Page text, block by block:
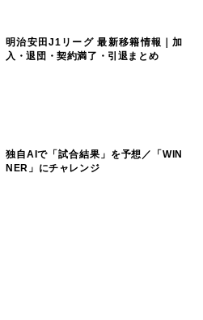
明治安田J1リーグ 最新移籍情報｜加
入・退団・契約満了・引退まとめ
独自AIで「試合結果」を予想／「WIN
NER」にチャレンジ